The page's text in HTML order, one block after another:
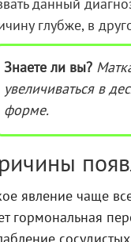
данный
глубже, в
Знаете ли вы?
увеличиваться в
форме.
явление чаще
гормональная